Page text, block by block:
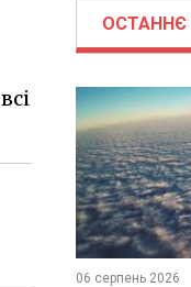
ОСТАННЄ
06 серпень 2026